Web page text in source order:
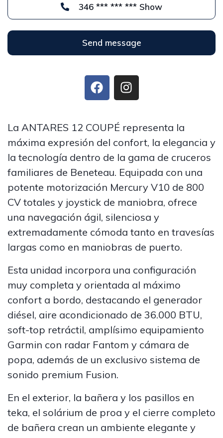
346 *** *** *** Show
Send message
La ANTARES 12 COUPÉ representa la
máxima expresión del confort, la elegancia y
la tecnología dentro de la gama de cruceros
familiares de Beneteau. Equipada con una
potente motorización Mercury V10 de 800
CV totales y joystick de maniobra, ofrece
una navegación ágil, silenciosa y
extremadamente cómoda tanto en travesías
largas como en maniobras de puerto.
Esta unidad incorpora una configuración
muy completa y orientada al máximo
confort a bordo, destacando el generador
diésel, aire acondicionado de 36.000 BTU,
soft-top retráctil, amplísimo equipamiento
Garmin con radar Fantom y cámara de
popa, además de un exclusivo sistema de
sonido premium Fusion.
En el exterior, la bañera y los pasillos en
teka, el solárium de proa y el cierre completo
de bañera crean un ambiente elegante y